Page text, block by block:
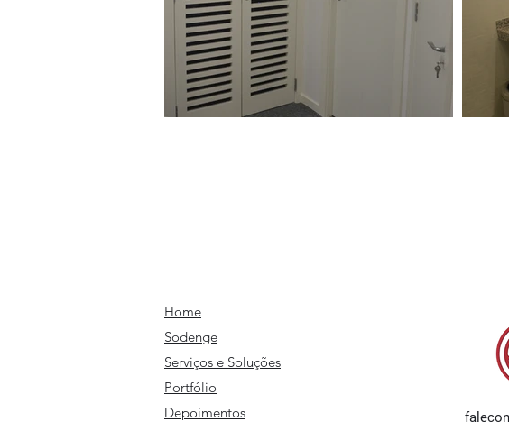
Home
Sodenge
Serviços e Soluções
Portfólio
Depoimentos